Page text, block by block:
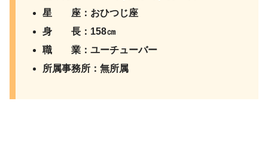
星 座：おひつじ座
身 長：158㎝
職 業：ユーチューバー
所属事務所：無所属